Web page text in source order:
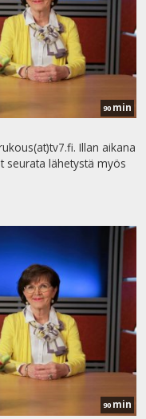
90 min
Illan aikana
seurata lähetystä myös
90 min